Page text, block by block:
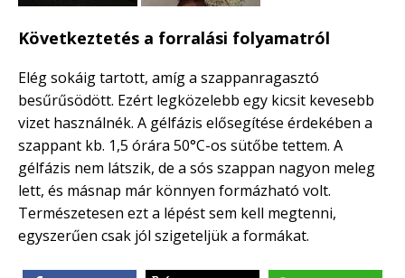
Következtetés a forralási folyamatról
Elég sokáig tartott, amíg a szappanragasztó
besűrűsödött. Ezért legközelebb egy kicsit kevesebb
vizet használnék. A gélfázis elősegítése érdekében a
szappant kb. 1,5 órára 50°C-os sütőbe tettem. A
gélfázis nem látszik, de a sós szappan nagyon meleg
lett, és másnap már könnyen formázható volt.
Természetesen ezt a lépést sem kell megtenni,
egyszerűen csak jól szigeteljük a formákat.